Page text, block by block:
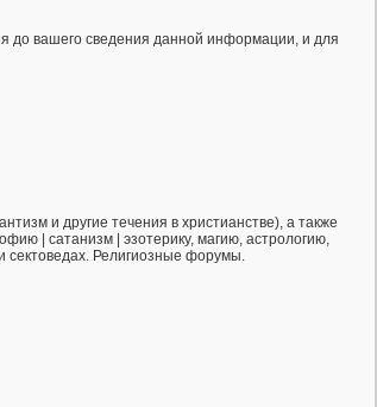
до вашего сведения данной информации, и для
и другие течения в христианстве), а также
| сатанизм | эзотерику, магию, астрологию,
сектоведах. Религиозные форумы.